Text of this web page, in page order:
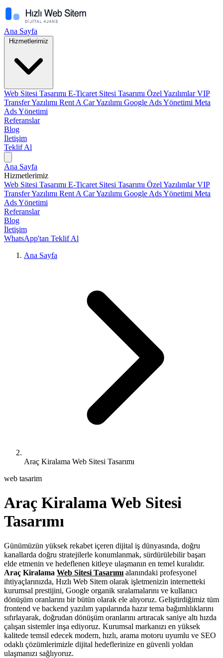
Ana Sayfa
Hizmetlerimiz
Web Sitesi Tasarımı E-Ticaret Sitesi Tasarımı Özel YazılımlarVIP
Transfer Yazılımı Rent A Car Yazılımı Google Ads Yönetimi Meta
Ads Yönetimi
Referanslar
Blog
İletişim
Teklif Al
Ana Sayfa
Hizmetlerimiz
Web Sitesi Tasarımı E-Ticaret Sitesi Tasarımı Özel YazılımlarVIP
Transfer Yazılımı Rent A Car Yazılımı Google Ads Yönetimi Meta
Ads Yönetimi
Referanslar
Blog
İletişim
WhatsApp'tan Teklif Al
Ana Sayfa
Araç Kiralama Web Sitesi Tasarımı
web tasarim
Araç Kiralama Web Sitesi
Tasarımı
Günümüzün yüksek rekabet içeren dijital iş dünyasında, doğru
kanallarda doğru stratejilerle konumlanmak, sürdürülebilir başarı
elde etmenin ve hedeflenen kitleye ulaşmanın en temel kuralıdır.
Araç Kiralama Web Sitesi Tasarımı alanındaki profesyonel
ihtiyaçlarınızda, Hızlı Web Sitem olarak işletmenizin internetteki
kurumsal prestijini, Google organik sıralamalarını ve kullanıcı
dönüşüm oranlarını bir bütün olarak ele alıyoruz. Geliştirdiğimiz tüm
frontend ve backend yazılım yapılarında hazır tema bağımlılıklarını
sıfırlayarak, doğrudan dönüşüm oranlarını artıracak saniye altı hızda
çalışan sistemler inşa ediyoruz. Kurumsal markanızı en yüksek
kalitede temsil edecek modern, hızlı, arama motoru uyumlu ve SEO
odaklı çözümlerimizle dijital hedeflerinize en güvenli yoldan
ulaşmanızı sağlıyoruz.